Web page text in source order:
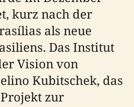
kurz nach der
als neue
Das Institut
Vision von
Kubitschek, das
zur